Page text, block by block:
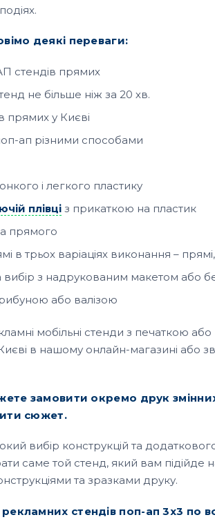
деякі переваги:
стендів прямих
не більше ніж за 20 хв.
прямих у Києві
ап різними способами
і легкого пластику
плівціз прикаткою на пластик
прямого
трьох варіаціях виконання – прямі,
з надрукованим макетом або
або валізою
мобільні стенди з печаткою
Києві в нашому онлайн-магазині
замовити окремо друк
сюжет.
вибір конструкцій та
саме той стенд, який вам підійде
та зразками друку.
стендів поп-ап 3х3 по